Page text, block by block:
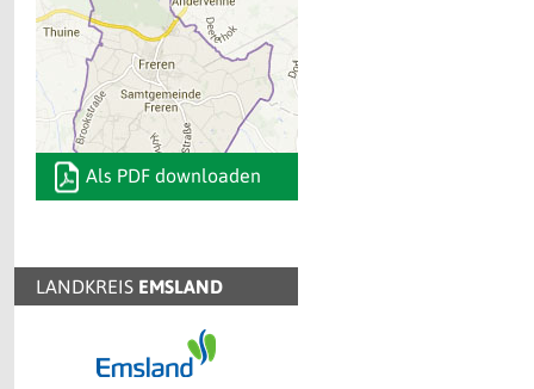
Als PDF downloaden
LANDKREIS EMSLAND